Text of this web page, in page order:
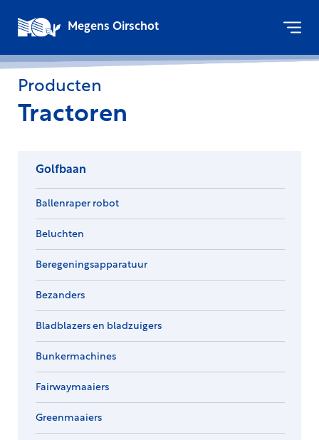
Megens Oirschot
Producten
Tractoren
Golfbaan
Ballenraper robot
Beluchten
Beregeningsapparatuur
Bezanders
Bladblazers en bladzuigers
Bunkermachines
Fairwaymaaiers
Greenmaaiers